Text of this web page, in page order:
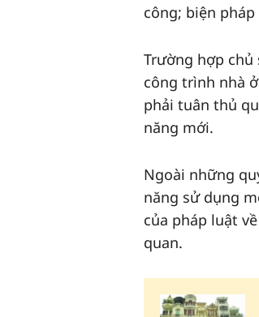
công; biện
Trường hợp
công trình nhà
phải tuân thủ
năng mới.
Ngoài những
năng sử dụng
của pháp luật
quan.